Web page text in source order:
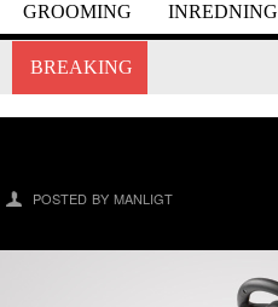
GROOMING INREDNING
BREAKING
POSTED BY MANLIGT